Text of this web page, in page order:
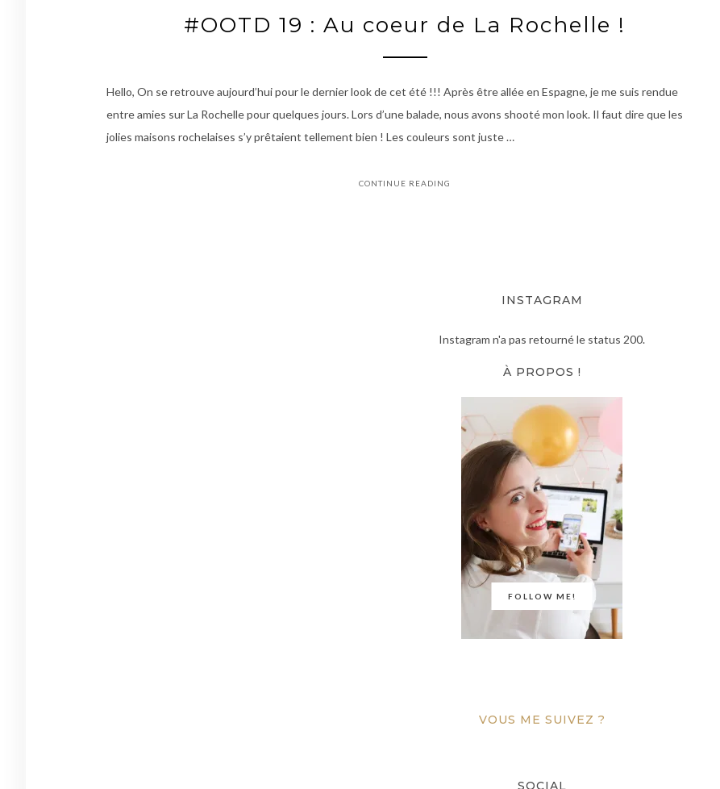
#OOTD 19 : Au coeur de La Rochelle !
Hello, On se retrouve aujourd’hui pour le dernier look de cet été !!! Après être allée en Espagne, je me suis rendue
entre amies sur La Rochelle pour quelques jours. Lors d’une balade, nous avons shooté mon look. Il faut dire que les
jolies maisons rochelaises s’y prêtaient tellement bien ! Les couleurs sont juste …
CONTINUE READING
INSTAGRAM
Instagram n'a pas retourné le status 200.
FOLLOW ME!
À PROPOS !
VOUS ME SUIVEZ ?
SOCIAL